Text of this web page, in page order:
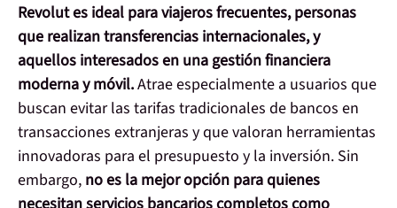
Revolut es ideal para viajeros frecuentes, personas
que realizan transferencias internacionales, y
aquellos interesados en una gestión financiera
moderna y móvil.Atrae especialmente a usuarios que
buscan evitar las tarifas tradicionales de bancos en
transacciones extranjeras y que valoran herramientas
innovadoras para el presupuesto y la inversión. Sin
embargo, no es la mejor opción para quienes